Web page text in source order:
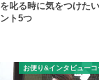
を叱る時に気をつけた
ント5つ
お便り&インタビューコ